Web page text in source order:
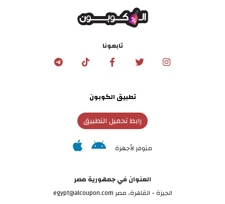
تابعونا
تطبيق الكوبون
رابط تحميل التطبيق
متوفر لأجهزة
العنوان في جمهورية مصر
الجيزة - القاهرة، مصر egypt@alcoupon.com